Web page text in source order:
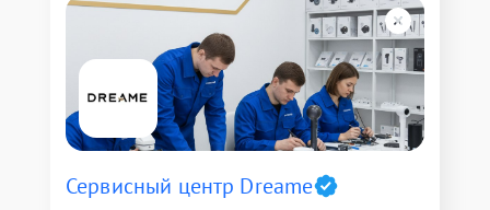
Сервисный центр Dreame